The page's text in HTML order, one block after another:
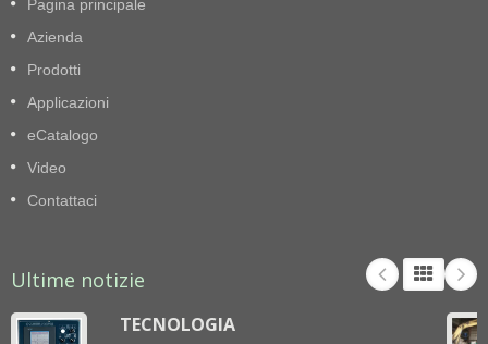
Pagina principale
Azienda
Prodotti
Applicazioni
eCatalogo
Video
Contattaci
Ultime notizie
TECNOLOGIA